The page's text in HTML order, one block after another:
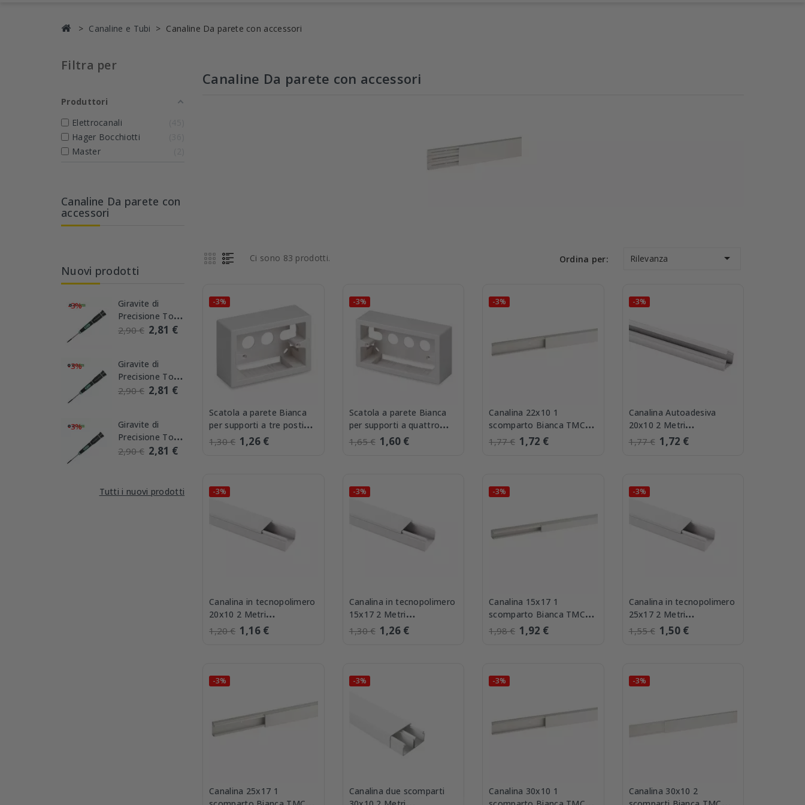
Canaline e Tubi Canaline Da parete con accessori
Filtra per
Produttori
Elettrocanali
Hager Bocchiotti
Master
Canaline Da parete con
accessori
Nuovi prodotti
Giravite di
Precisione Torx
con...
2,90 €
-3%
2,81 €
Giravite di
Precisione Torx
con...
2,90 €
-3%
2,81 €
Giravite di
Precisione Torx
con...
2,90 €
-3%
2,81 €
Tutti i nuovi prodotti
Canaline Da parete con accessori
Ci sono 83 prodotti. Ordina per: Rilevanza 
-3%
Scatola a parete Bianca
per supporti a tre posti
Master 00481
1,30 € 1,26 €
-3%
Scatola a parete Bianca
per supporti a quattro
posti Master 00481-4
1,65 € 1,60 €
-3%
Canalina 22x10 1
scomparto Bianca TMC
22/1x10 W
1,77 € 1,72 €
-3%
Canalina Autoadesiva
20x10 2 Metri
Elettrocanali ECMA2010
1,77 € 1,72 €
-3%
Canalina in tecnopolimero
20x10 2 Metri
Elettrocanali ECMC2010B
1,20 € 1,16 €
-3%
Canalina in tecnopolimero
15x17 2 Metri
Elettrocanali ECMC1517B
1,30 € 1,26 €
-3%
Canalina 15x17 1
scomparto Bianca TMC
15/1x17 W
1,98 € 1,92 €
-3%
Canalina in tecnopolimero
25x17 2 Metri
Elettrocanali ECMC2517B
1,55 € 1,50 €
-3%
Canalina 25x17 1
-3%
Canalina due scomparti
-3%
Canalina 30x10 1
-3%
Canalina 30x10 2